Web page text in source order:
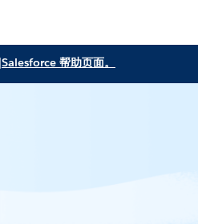
Salesforce 帮助页面。